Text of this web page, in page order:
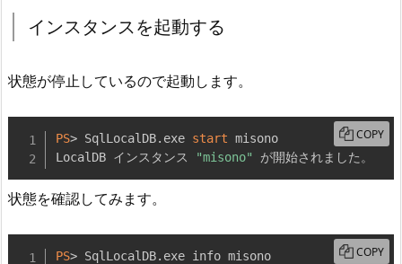
インスタンスを起動する
状態が停止しているので起動します。
PS> SqlLocalDB. exe start misono
LocalDB インスタンス
"misono" が開始されました。
COPY
状態を確認してみます。
PS> SqlLocalDB. exe info misono
COPY